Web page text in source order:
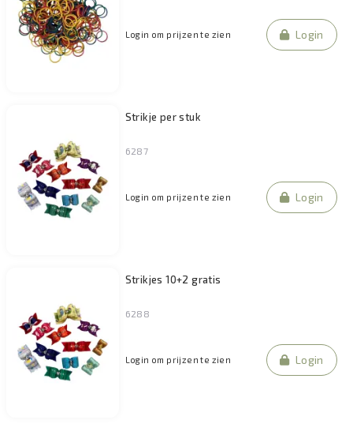
Login om prijzen te zien Login
Strikje per stuk
6287
Login om prijzen te zien Login
Strikjes 10+2 gratis
6288
Login om prijzen te zien Login